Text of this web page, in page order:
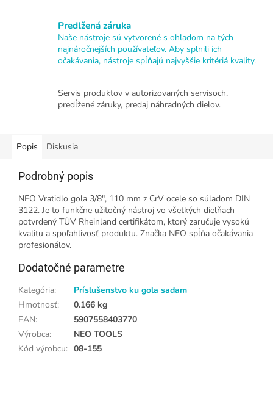
Predlžená záruka
Naše nástroje sú vytvorené s ohľadom na tých
najnáročnejších používateľov. Aby splnili ich
očakávania, nástroje spĺňajú najvyššie kritériá kvality.
Servis produktov v autorizovaných servisoch,
predĺžené záruky, predaj náhradných dielov.
Popis Diskusia
Podrobný popis
NEO Vratidlo gola 3/8", 110 mm z CrV ocele so súladom DIN
3122. Je to funkčne užitočný nástroj vo všetkých dielňach
potvrdený TÜV Rheinland certifikátom, ktorý zaručuje vysokú
kvalitu a spoľahlivosť produktu. Značka NEO spĺňa očakávania
profesionálov.
Dodatočné parametre
Kategória:
Príslušenstvo ku gola sadam
Hmotnosť:
0.166 kg
EAN:
5907558403770
Výrobca:
NEO TOOLS
Kód výrobcu: 08-155